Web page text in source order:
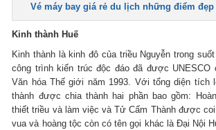
Vé máy bay giá rẻ du lịch những điểm đẹp
Kinh thành Huế
Kinh thành là kinh đô của triều Nguyễn trong
công trình kiến trúc độc đáo đã được UNESCO
Văn hóa Thế giới năm 1993. Với tổng diện tích
thành được chia thành hai phần bao gồm:
thiết triều và làm việc và Tử Cấm Thành được
vua và hoàng tộc còn có tên gọi khác là Đại Nội